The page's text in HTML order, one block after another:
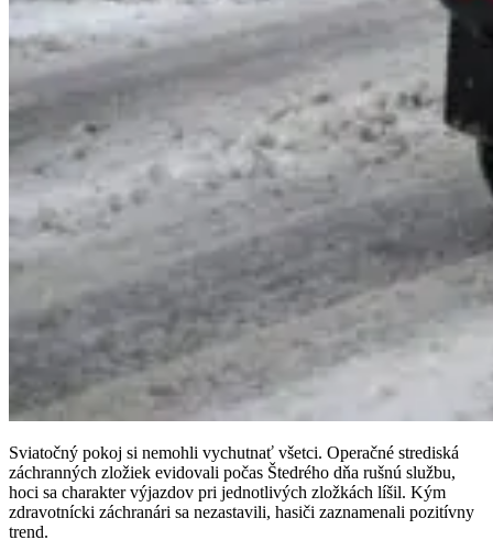
Sviatočný pokoj si nemohli vychutnať všetci. Operačné strediská
záchranných zložiek evidovali počas Štedrého dňa rušnú službu,
hoci sa charakter výjazdov pri jednotlivých zložkách líšil. Kým
zdravotnícki záchranári sa nezastavili, hasiči zaznamenali pozitívny
trend.